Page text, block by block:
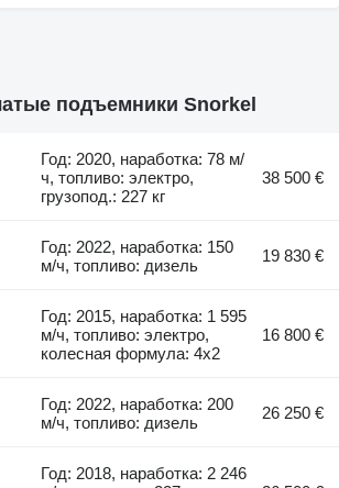
подъемники Snorkel
Год: 2020, наработка: 78 м/
ч, топливо: электро,
грузопод.: 227 кг
38 500 €
Год: 2022, наработка: 150
м/ч, топливо: дизель
19 830 €
Год: 2015, наработка: 1 595
м/ч, топливо: электро,
колесная формула: 4x2
16 800 €
Год: 2022, наработка: 200
м/ч, топливо: дизель
26 250 €
Год: 2018, наработка: 2 246